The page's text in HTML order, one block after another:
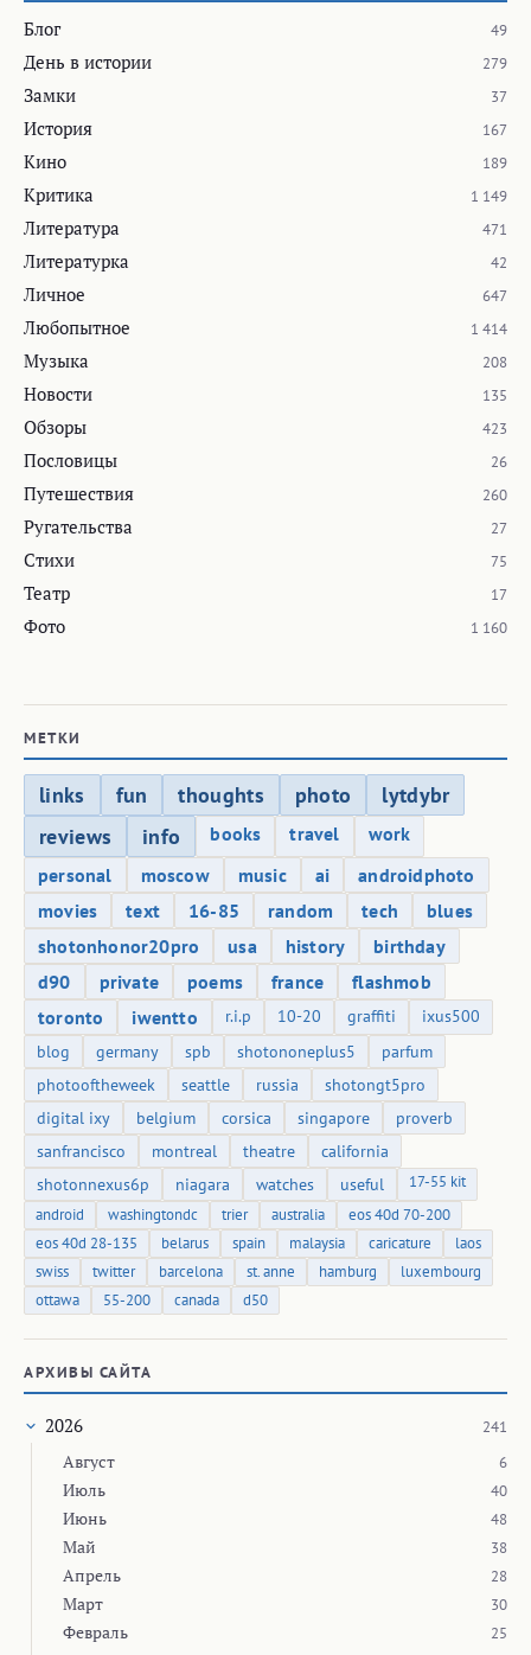
Блог 49
День в истории 279
Замки 37
История 167
Кино 189
Критика 1 149
Литература 471
Литературка 42
Личное 647
Любопытное 1 414
Музыка 208
Новости 135
Обзоры 423
Пословицы 26
Путешествия 260
Ругательства 27
Стихи 75
Театр 17
Фото 1 160
МЕТКИ
links fun thoughts photo
lytdybr
reviews
info books travel
work
personal
moscow music ai
androidphoto
movies
text 16-85 random tech
blues
shotonhonor20pro
usa history
birthday
d90
private poems france
flashmob
toronto
iwentto r.i.p 10-20 graffiti
ixus500
blog
germany spb shotononeplus5
parfum
photooftheweek
seattle russia
shotongt5pro
digital ixy
belgium corsica singapore
proverb
sanfrancisco
montreal theatre
california
shotonnexus6p
niagara watches useful
17-55 kit
android
washingtondc trier australia
eos 40d 70-200
eos 40d 28-135
belarus spain malaysia caricature
laos
swiss
twitter barcelona st. anne hamburg
luxembourg
ottawa
55-200 canada d50
АРХИВЫ САЙТА
2026 241
Август 6
Июль 40
Июнь 48
Май 38
Апрель 28
Март 30
Февраль 25